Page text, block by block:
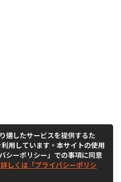
適したサービスを提供するた
用しています。本サイトの使用
シーポリシー」での事項に同意
詳しくは「プライバシーポリシ